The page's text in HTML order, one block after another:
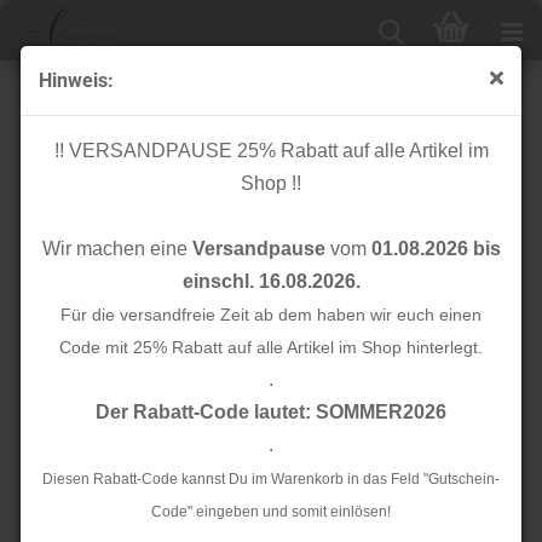
Hinweis:
!! VERSANDPAUSE 25% Rabatt auf alle Artikel im
Shop !!
Wir machen eine Versandpausevom 01.08.2026 bis
einschl. 16.08.2026.
Für die versandfreie Zeit ab dem haben wir euch einen
Code mit 25% Rabatt auf alle Artikel im Shop hinterlegt.
.
Der Rabatt-Code lautet: SOMMER2026
.
Diesen Rabatt-Code kannst Du im Warenkorb in das Feld "Gutschein-
Code" eingeben und somit einlösen!
Paspelband unelastisch - Satin - creme - 10 mm